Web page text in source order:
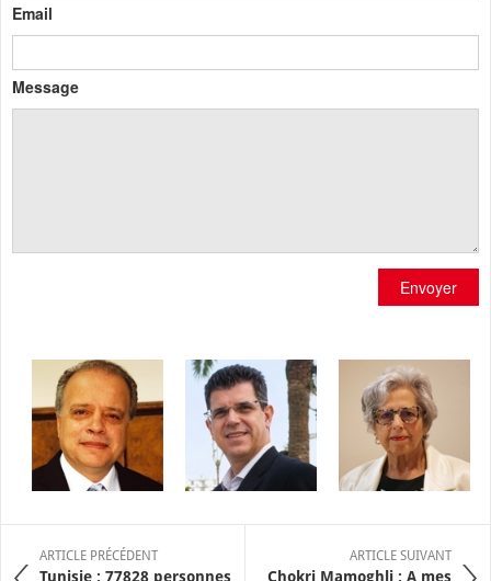
Email
Message
Envoyer
ARTICLE PRÉCÉDENT
Tunisie : 77828 personnes
ARTICLE SUIVANT
Chokri Mamoghli : A mes